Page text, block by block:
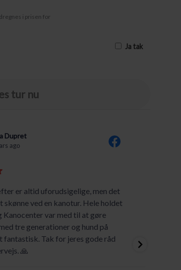
i prisen for
Ja tak
tur nu
Dupret
ago
er altid uforudsigelige, men det
skønne ved en kanotur. Hele holdet
Kanocenter var med til at gøre
tre generationer og hund på
fantastisk. Tak for jeres gode råd
🙏